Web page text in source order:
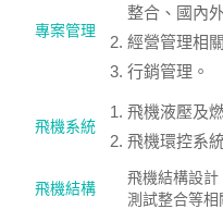
專案管理
整合、國內
經營管理相
行銷管理。
飛機系統
飛機液壓及
飛機環控系
飛機結構
飛機結構設
測試整合等相